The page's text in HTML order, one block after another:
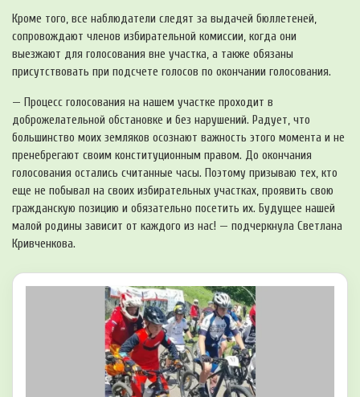
Кроме того, все наблюдатели следят за выдачей бюллетеней,
сопровождают членов избирательной комиссии, когда они
выезжают для голосования вне участка, а также обязаны
присутствовать при подсчете голосов по окончании голосования.
— Процесс голосования на нашем участке проходит в
доброжелательной обстановке и без нарушений. Радует, что
большинство моих земляков осознают важность этого момента и не
пренебрегают своим конституционным правом. До окончания
голосования остались считанные часы. Поэтому призываю тех, кто
еще не побывал на своих избирательных участках, проявить свою
гражданскую позицию и обязательно посетить их. Будущее нашей
малой родины зависит от каждого из нас! — подчеркнула Светлана
Кривченкова.